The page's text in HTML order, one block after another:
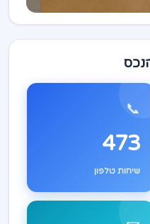
📞
473
שיחות טלפון